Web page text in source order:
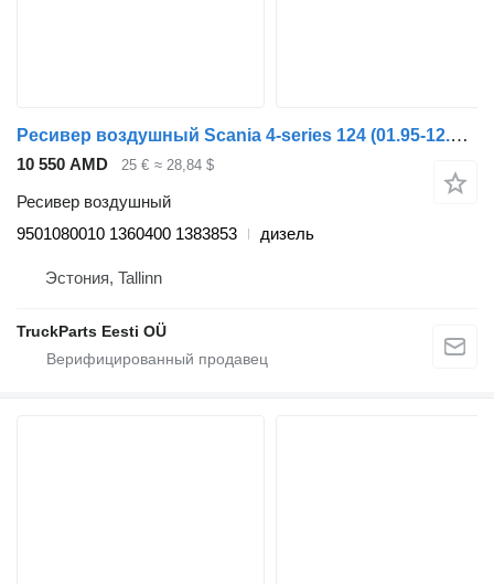
Ресивер воздушный Scania 4-series 124 (01.95-12.04) 9501080010 для тягача Scania 4-series (1995-2006)
10 550 AMD 25 € ≈ 28,84 $
Ресивер воздушный
9501080010 1360400 1383853
дизель
Эстония, Tallinn
TruckParts Eesti OÜ